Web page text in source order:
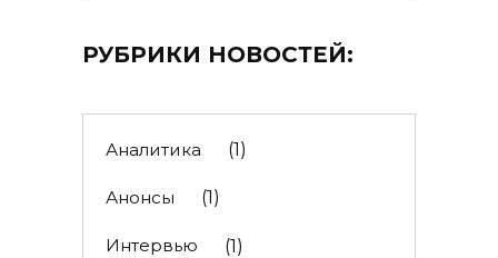
РУБРИКИ НОВОСТЕЙ:
Аналитика (1)
Анонсы (1)
Интервью (1)